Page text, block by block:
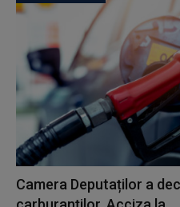
Camera Deputaților a